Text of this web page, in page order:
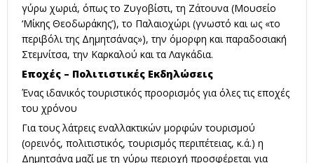
γύρω χωριά, όπως το Ζυγοβίστι, τη Ζάτουνα (Μουσείο
‘Μίκης Θεοδωράκης’), το Παλαιοχώρι (γνωστό και ως «το
περιβόλι της Δημητσάνας»), την όμορφη και παραδοσιακή
Στεμνίτσα, την Καρκαλού και τα Λαγκάδια.
Εποχές – Πολιτιστικές Εκδηλώσεις
Ένας ιδανικός τουριστικός προορισμός για όλες τις εποχές
του χρόνου
Για τους λάτρεις εναλλακτικών μορφών τουρισμού
(ορεινός, πολιτιστικός, τουρισμός περιπέτειας, κ.ά.) η
Δημητσάνα μαζί με τη γύρω περιοχή προσφέρεται για